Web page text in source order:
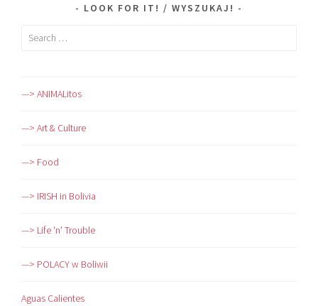
LOOK FOR IT! / WYSZUKAJ!
Search
—> ANIMALitos
—> Art & Culture
—> Food
—> IRISH in Bolivia
—> Life 'n' Trouble
—> POLACY w Boliwii
Aguas Calientes